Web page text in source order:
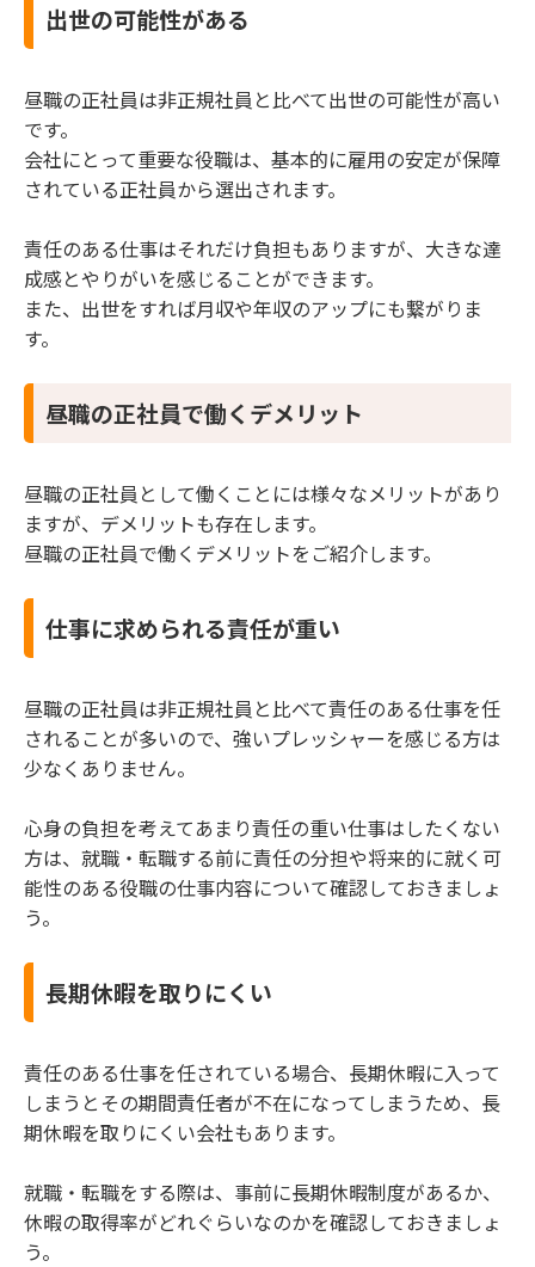
出世の可能性がある
昼職の正社員は非正規社員と比べて出世の可能性が高い
です。
会社にとって重要な役職は、基本的に雇用の安定が保障
されている正社員から選出されます。
責任のある仕事はそれだけ負担もありますが、大きな達
成感とやりがいを感じることができます。
また、出世をすれば月収や年収のアップにも繋がりま
す。
昼職の正社員で働くデメリット
昼職の正社員として働くことには様々なメリットがあり
ますが、デメリットも存在します。
昼職の正社員で働くデメリットをご紹介します。
仕事に求められる責任が重い
昼職の正社員は非正規社員と比べて責任のある仕事を任
されることが多いので、強いプレッシャーを感じる方は
少なくありません。
心身の負担を考えてあまり責任の重い仕事はしたくない
方は、就職・転職する前に責任の分担や将来的に就く可
能性のある役職の仕事内容について確認しておきましょ
う。
長期休暇を取りにくい
責任のある仕事を任されている場合、長期休暇に入って
しまうとその期間責任者が不在になってしまうため、長
期休暇を取りにくい会社もあります。
就職・転職をする際は、事前に長期休暇制度があるか、
休暇の取得率がどれぐらいなのかを確認しておきましょ
う。